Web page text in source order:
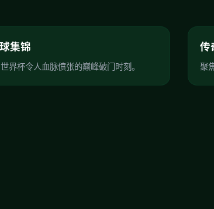
集锦
界杯令人血脉偾张的巅峰破门时刻。
传
聚